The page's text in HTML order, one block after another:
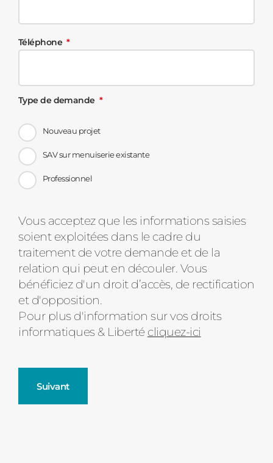
Téléphone
Type de demande
Nouveau projet
SAV sur menuiserie existante
Professionnel
Message
d'état
Vous acceptez que les informations saisies
soient exploitées dans le cadre du
traitement de votre demande et de la
relation qui peut en découler. Vous
bénéficiez d'un droit d’accès, de rectification
et d'opposition.
Pour plus d'information sur vos droits
informatiques & Liberté cliquez-ici
Suivant